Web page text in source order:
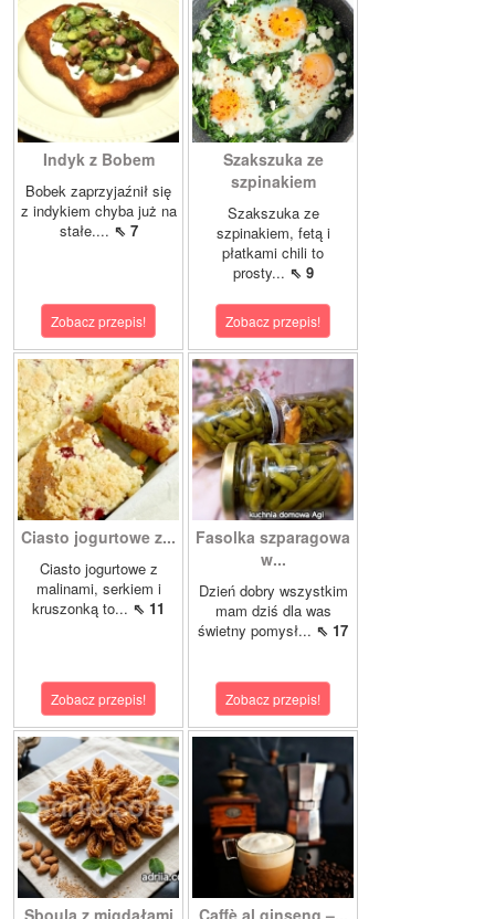
Indyk z Bobem
Bobek zaprzyjaźnił się
z indykiem chyba już na
stałe.... ⇖ 7
Zobacz przepis!
Szakszuka ze
szpinakiem
Szakszuka ze
szpinakiem, fetą i
płatkami chili to
prosty... ⇖ 9
Zobacz przepis!
Ciasto jogurtowe z...
Ciasto jogurtowe z
malinami, serkiem i
kruszonką to... ⇖ 11
Zobacz przepis!
Fasolka szparagowa
w...
Dzień dobry wszystkim
mam dziś dla was
świetny pomysł... ⇖ 17
Zobacz przepis!